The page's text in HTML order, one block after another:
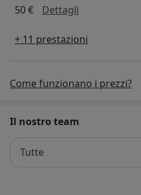
50 €
Dettagli
+ 11 prestazioni
Come funzionano i prezzi?
Il nostro team
Tutte